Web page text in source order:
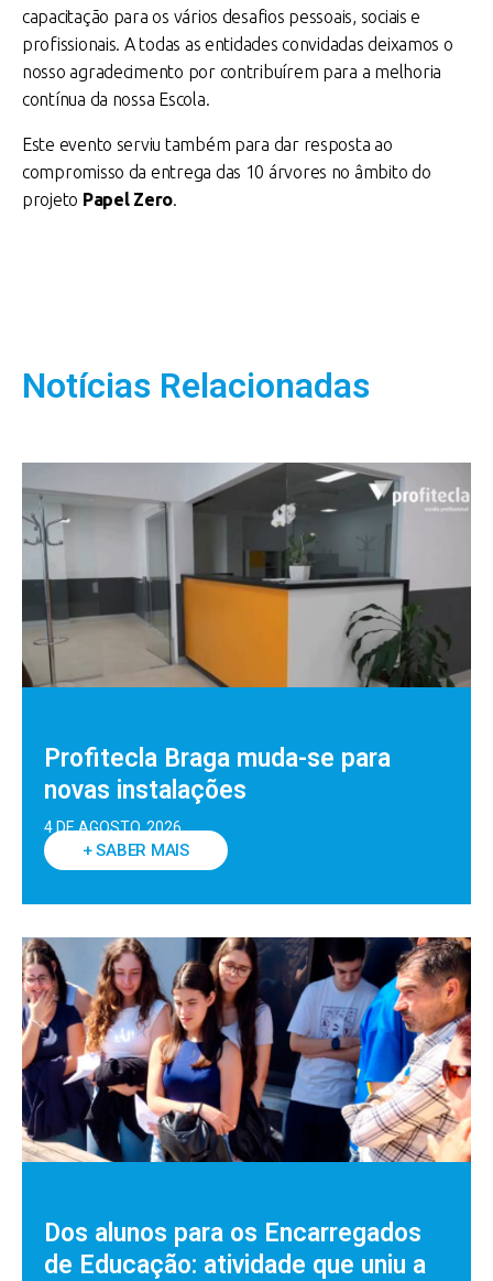
capacitação para os vários desafios pessoais, sociais e
profissionais. A todas as entidades convidadas deixamos o
nosso agradecimento por contribuírem para a melhoria
contínua da nossa Escola.
Este evento serviu também para dar resposta ao
compromisso da entrega das 10 árvores no âmbito do
projeto Papel Zero.
Notícias Relacionadas
Profitecla Braga muda-se para
novas instalações
4 DE AGOSTO, 2026
+ SABER MAIS
Dos alunos para os Encarregados
de Educação: atividade que uniu a